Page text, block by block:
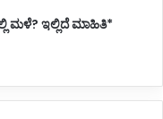
ಮಳೆ? ಇಲ್ಲಿದೆ ಮಾಹಿತಿ*